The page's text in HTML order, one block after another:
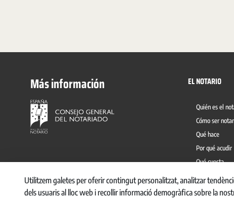
Más información EL NOTARIO
Quién es el
Cómo ser
Qué hace
Por qué acudir
Qué cuesta
Prevención
Utilitzem galetes per oferir contingut personalitzat, analitzar
dels usuaris al lloc web i recollir informació demogràfica sobre la